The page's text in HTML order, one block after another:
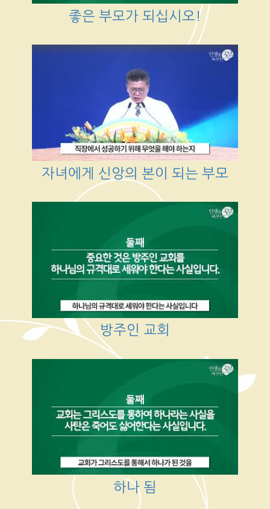
좋은 부모가 되십시오!
자녀에게 신앙의 본이 되는 부모
방주인 교회
하나 됨